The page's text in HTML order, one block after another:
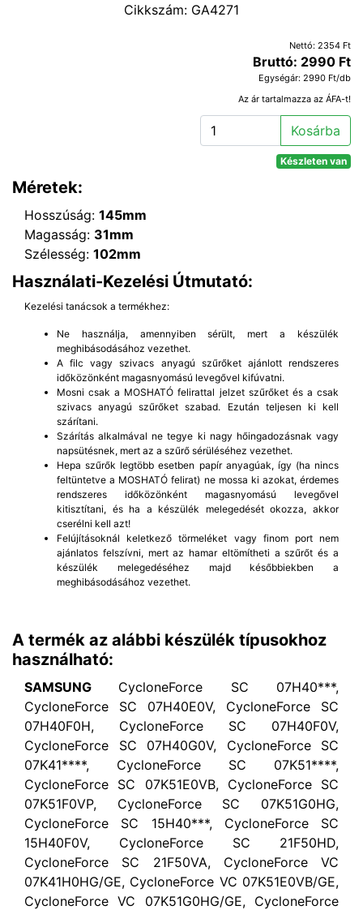
Cikkszám: GA4271
Nettó: 2354 Ft
Bruttó: 2990 Ft
Egységár: 2990 Ft/db
Az ár tartalmazza az ÁFA-t!
Kosárba
Készleten van
Méretek:
Hosszúság: 145mm
Magasság: 31mm
Szélesség: 102mm
Használati-Kezelési Útmutató:
Kezelési tanácsok a termékhez:
Ne használja, amennyiben sérült, mert a készülék
meghibásodásához vezethet.
A filc vagy szivacs anyagú szűrőket ajánlott rendszeres
időközönként magasnyomású levegővel kifúvatni.
Mosni csak a MOSHATÓ felirattal jelzet szűrőket és a csak
szivacs anyagú szűrőket szabad. Ezután teljesen ki kell
szárítani.
Szárítás alkalmával ne tegye ki nagy hőingadozásnak vagy
napsütésnek, mert az a szűrő sérüléséhez vezethet.
Hepa szűrők legtöbb esetben papír anyagúak, így (ha nincs
feltüntetve a MOSHATÓ felirat) ne mossa ki azokat, érdemes
rendszeres időközönként magasnyomású levegővel
kitisztítani, és ha a készülék melegedését okozza, akkor
cserélni kell azt!
Felújításoknál keletkező törmeléket vagy finom port nem
ajánlatos felszívni, mert az hamar eltömítheti a szűrőt és a
készülék melegedéséhez majd későbbiekben a
meghibásodásához vezethet.
A termék az alábbi készülék típusokhoz
használható:
SAMSUNG CycloneForce SC 07H40***,
CycloneForce SC 07H40E0V, CycloneForce SC
07H40F0H, CycloneForce SC 07H40F0V,
CycloneForce SC 07H40G0V, CycloneForce SC
07K41****, CycloneForce SC 07K51****,
CycloneForce SC 07K51E0VB, CycloneForce SC
07K51F0VP, CycloneForce SC 07K51G0HG,
CycloneForce SC 15H40***, CycloneForce SC
15H40F0V, CycloneForce SC 21F50HD,
CycloneForce SC 21F50VA, CycloneForce VC
07K41H0HG/GE, CycloneForce VC 07K51E0VB/GE,
CycloneForce VC 07K51G0HG/GE, CycloneForce